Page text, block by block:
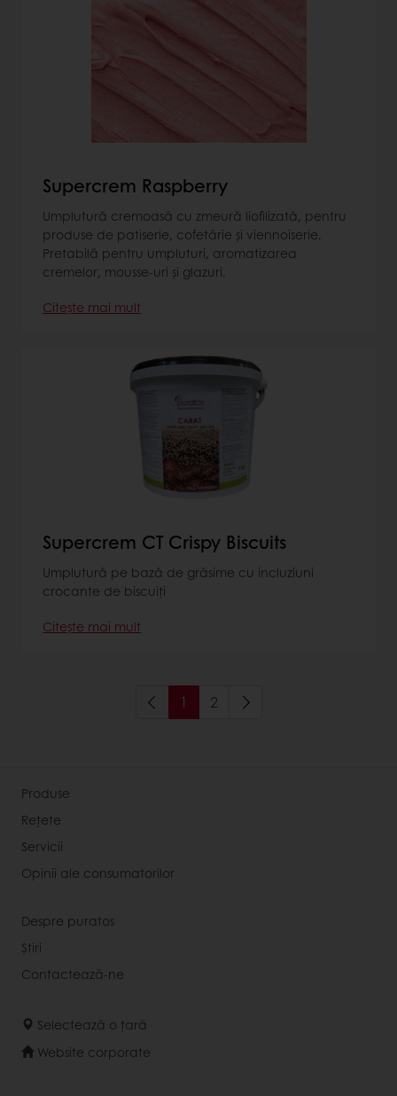
Supercrem Raspberry
Umplutură cremoasă cu zmeură liofilizată, pentru
produse de patiserie, cofetărie și viennoiserie.
Pretabilă pentru umpluturi, aromatizarea
cremelor, mousse-uri și glazuri.
Citește mai mult
Supercrem CT Crispy Biscuits
Umplutură pe bază de grăsime cu incluziuni
crocante de biscuiți
Citește mai mult
1 2
Produse
Rețete
Servicii
Opinii ale consumatorilor
Despre puratos
Știri
Contactează-ne
Selectează o țară
Website corporate